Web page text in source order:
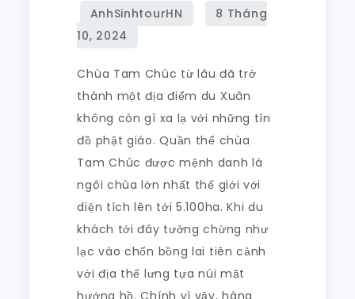
Đường
Lịch
Tam
Chùa Tam Chúc từ lâu đã trở
thành một địa điểm du Xuân
không còn gì xa lạ với những tín
đồ phật giáo. Quần thể chùa
Tam Chúc được mệnh danh là
ngôi chùa lớn nhất thế giới với
diện tích lên tới 5.100ha. Khi du
khách tới đây tưởng chừng như
lạc vào chốn bồng lai tiên cảnh
với địa thế lưng tựa núi mặt